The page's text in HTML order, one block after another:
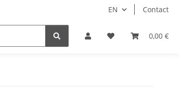
EN Contact
0,00 €
18+ Schnäppchen